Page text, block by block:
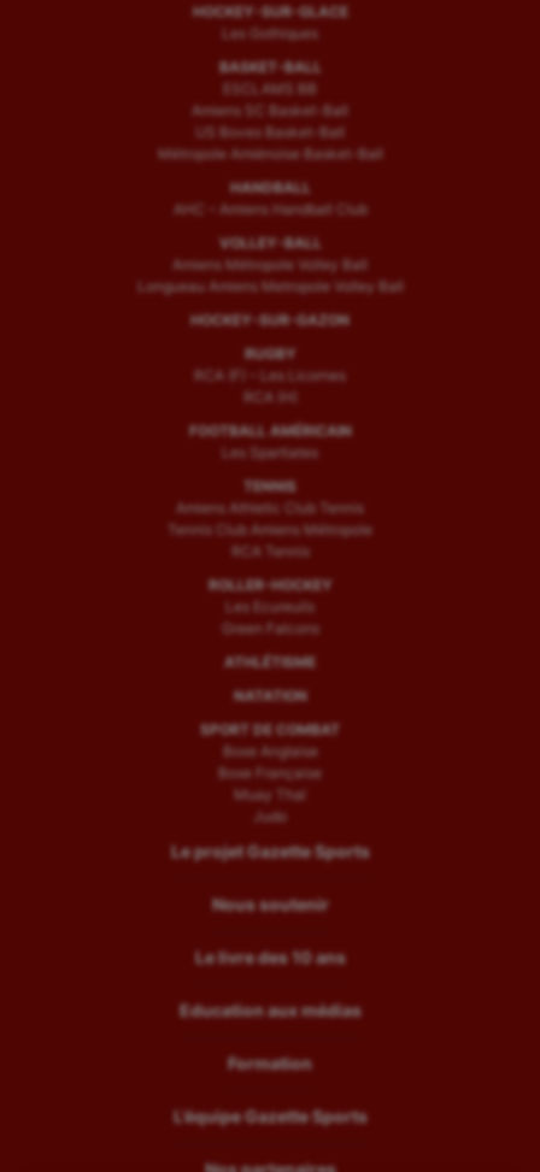
HOCKEY-SUR-GLACE
Les Gothiques
BASKET-BALL
ESCLAMS BB
Amiens SC Basket-Ball
US Boves Basket-Ball
Métropole Amiénoise Basket-Ball
HANDBALL
AHC – Amiens Handball Club
VOLLEY-BALL
Amiens Métropole Volley Ball
Longueau Amiens Metropole Volley Ball
HOCKEY-SUR-GAZON
RUGBY
RCA (F) – Les Licornes
RCA (H)
FOOTBALL AMÉRICAIN
Les Spartiates
TENNIS
Amiens Athletic Club Tennis
Tennis Club Amiens Métropole
RCA Tennis
ROLLER-HOCKEY
Les Ecureuils
Green Falcons
ATHLÉTISME
NATATION
SPORT DE COMBAT
Boxe Anglaise
Boxe Française
Muay Thaï
Judo
Le projet Gazette Sports
Nous soutenir
Le livre des 10 ans
Education aux médias
Formation
L’équipe Gazette Sports